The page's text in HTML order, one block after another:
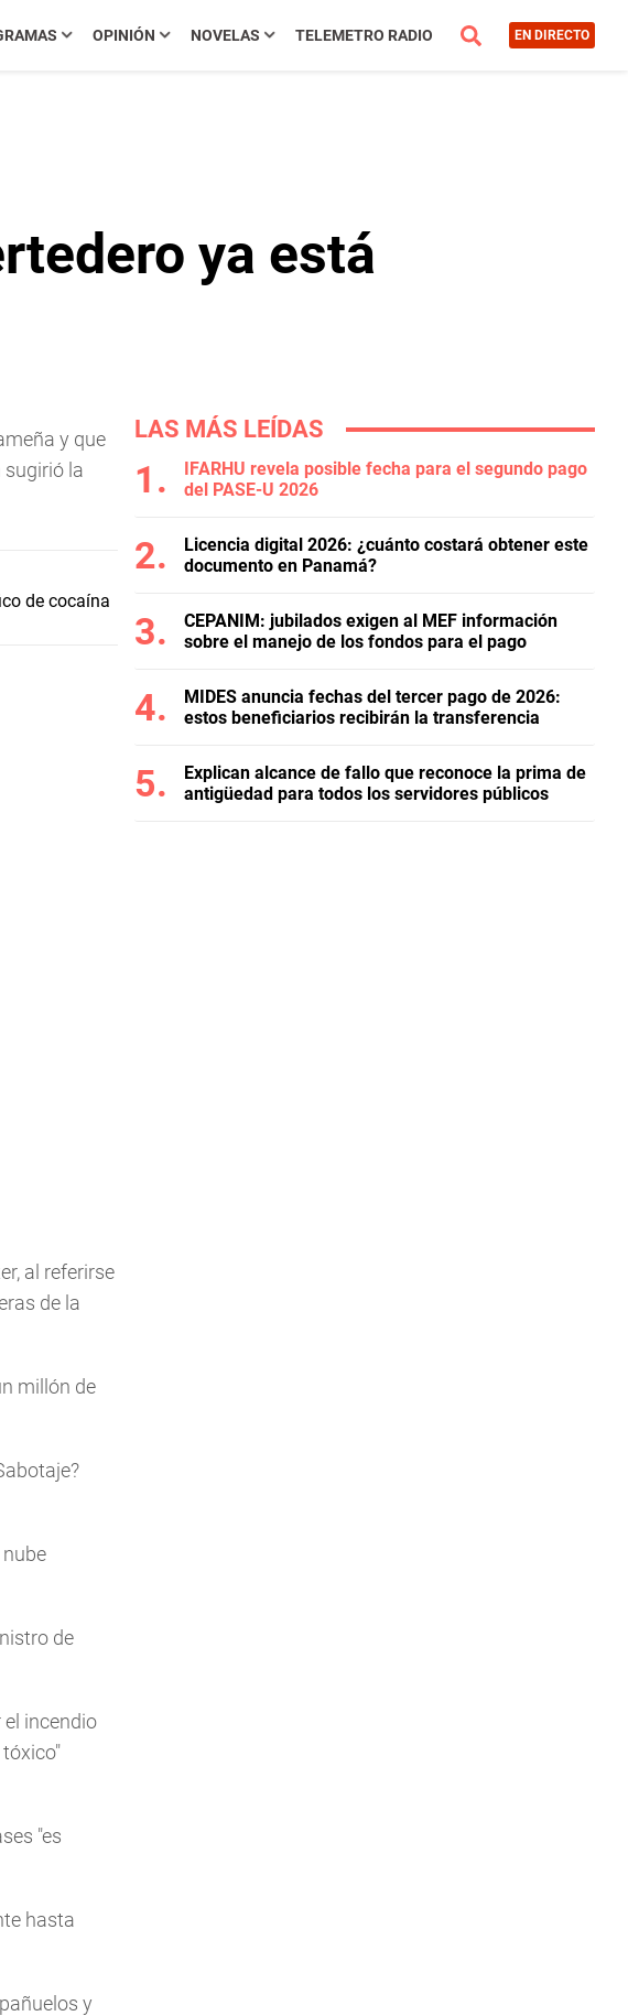
OPINIÓN NOVELAS TELEMETRO RADIO EN DIRECTO
ya está
y que
sugirió la
de cocaína
al referirse
de la
millón de
de
el incendio
"es
hasta
y
LAS MÁS LEÍDAS
IFARHU revela posible fecha para el segundo pago
del PASE-U 2026
Licencia digital 2026: ¿cuánto costará obtener este
documento en Panamá?
CEPANIM: jubilados exigen al MEF información
sobre el manejo de los fondos para el pago
MIDES anuncia fechas del tercer pago de 2026:
estos beneficiarios recibirán la transferencia
Explican alcance de fallo que reconoce la prima de
antigüedad para todos los servidores públicos